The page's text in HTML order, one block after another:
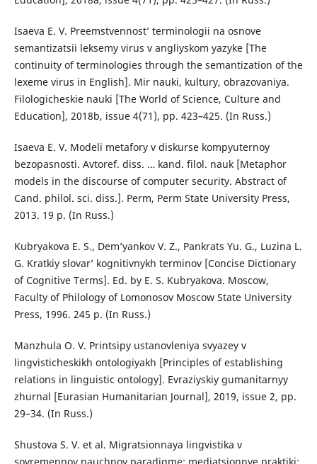
Isaeva E. V. Preemstvennost’ terminologii na osnove
semantizatsii leksemy virus v angliyskom yazyke [The
continuity of terminologies through the semantization of the
lexeme virus in English]. Mir nauki, kultury, obrazovaniya.
Filologicheskie nauki [The World of Science, Culture and
Education], 2018b, issue 4(71), pp. 423–425. (In Russ.)
Isaeva E. V. Modeli metafory v diskurse kompyuternoy
bezopasnosti. Avtoref. diss. … kand. filol. nauk [Metaphor
models in the discourse of computer security. Abstract of
Cand. philol. sci. diss.]. Perm, Perm State University Press,
2013. 19 p. (In Russ.)
Kubryakova E. S., Dem’yankov V. Z., Pankrats Yu. G., Luzina L.
G. Kratkiy slovar’ kognitivnykh terminov [Concise Dictionary
of Cognitive Terms]. Ed. by E. S. Kubryakova. Moscow,
Faculty of Philology of Lomonosov Moscow State University
Press, 1996. 245 p. (In Russ.)
Manzhula O. V. Printsipy ustanovleniya svyazey v
lingvisticheskikh ontologiyakh [Principles of establishing
relations in linguistic ontology]. Evraziyskiy gumanitarnyy
zhurnal [Eurasian Humanitarian Journal], 2019, issue 2, pp.
29–34. (In Russ.)
Shustova S. V. et al. Migratsionnaya lingvistika v